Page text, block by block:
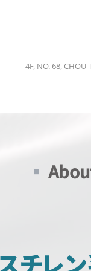
4F, NO. 68, CHOU
▪